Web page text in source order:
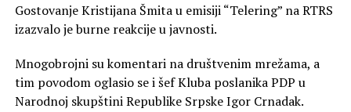
Gostovanje Kristijana Šmita u emisiji “Telering” na RTRS
izazvalo je burne reakcije u javnosti.
Mnogobrojni su komentari na društvenim mrežama, a
tim povodom oglasio se i šef Kluba poslanika PDP u
Narodnoj skupštini Republike Srpske Igor Crnadak.